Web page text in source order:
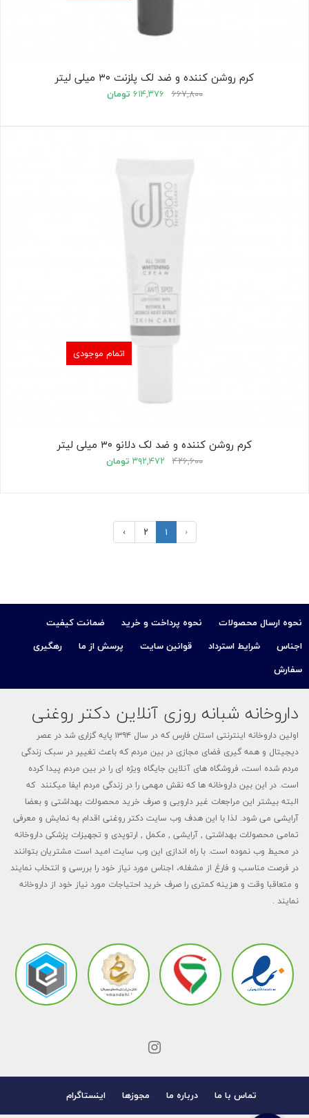
کرم روشن کننده و ضد لک پلزنت ۳۰ میلی لیتر
۶۶۷,۸۰۰ ۶۱۴,۳۷۶ تومان
اتمام موجودی
کرم روشن کننده و ضد لک دلانو ۳۰ میلی لیتر
۴۲۶,۶۰۰ ۳۹۲,۴۷۲ تومان
‹ ۱ ۲ ›
نحوه ارسال محصولات نحوه پرداخت و خرید
ضمانت کیفیت
اجناس
شرایط استرداد قوانین سایت پرسش از ما
رهگیری
سفارش
داروخانه شبانه روزی آنلاین دکتر روغنی
اولین داروخانه اینترنتی استان فارس که در سال ۱۳۹۴ پایه گزاری شد در عصر
دیجیتال و همه گیری فضای مجازی در بین مردم که باعث تغییر در سبک زندگی
مردم شده است، فروشگاه های آنلاین جایگاه ویژه ای را در بین مردم پیدا کرده
است. در این بین داروخانه ها که نقش مهمی را در زندگی مردم ایفا میکنند که
البته بیشتر این مراجعات غیر دارویی و صرف خرید محصولات بهداشتی و بعضا
آرایشی می شود. لذا با این هدف وب سایت دکتر روغنی اقدام به نمایش و معرفی
تمامی محصولات بهداشتی , آرایشی , مکمل , ارتوپدی و تجهیزات پزشکی داروخانه
در محیط وب نموده است. با راه اندازی این وب سایت امید است مشتریان بتوانند
در فرصت مناسب و فارغ از مشغله، اجناس مورد نیاز خود را بررسی و انتخاب نمایند
و متعاقبا وقت و هزینه کمتری را صرف خرید احتیاجات مورد نیاز خود از داروخانه
نمایند .
تماس با ما درباره ما مجوزها اینستاگرام